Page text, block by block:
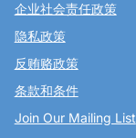
企业社会责任政策
隐私政策
反贿赂政策
条款和条件
Join Our Mailing List